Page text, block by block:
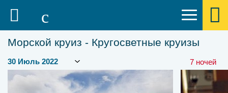
Морской круиз - Кругосветные круизы
7 ночей